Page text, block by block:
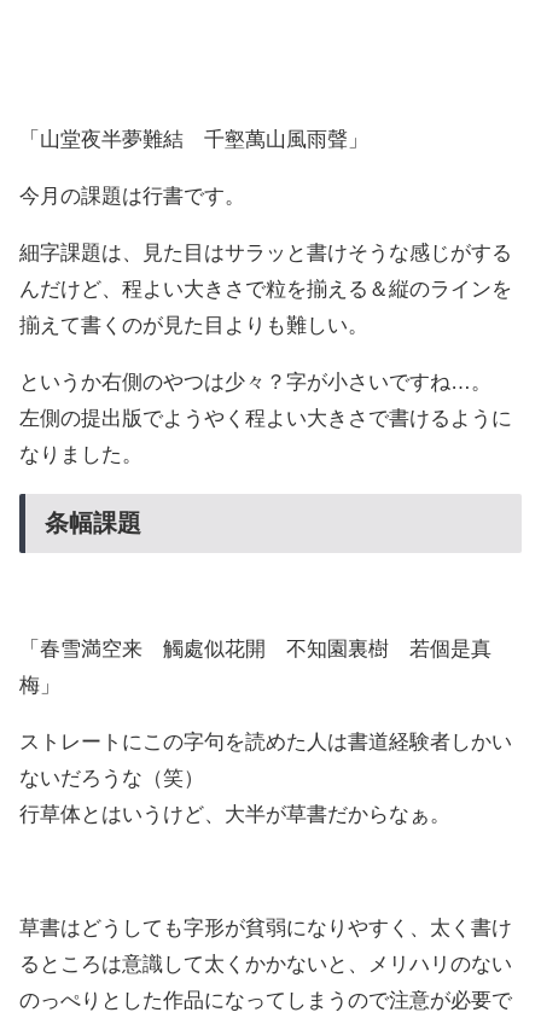
「山堂夜半夢難結 千壑萬山風雨聲」
今月の課題は行書です。
細字課題は、見た目はサラッと書けそうな感じがする
んだけど、程よい大きさで粒を揃える＆縦のラインを
揃えて書くのが見た目よりも難しい。
というか右側のやつは少々？字が小さいですね…。
左側の提出版でようやく程よい大きさで書けるように
なりました。
条幅課題
「春雪満空来 觸處似花開 不知園裏樹 若個是真
梅」
ストレートにこの字句を読めた人は書道経験者しかい
ないだろうな（笑）
行草体とはいうけど、大半が草書だからなぁ。
草書はどうしても字形が貧弱になりやすく、太く書け
るところは意識して太くかかないと、メリハリのない
のっぺりとした作品になってしまうので注意が必要で